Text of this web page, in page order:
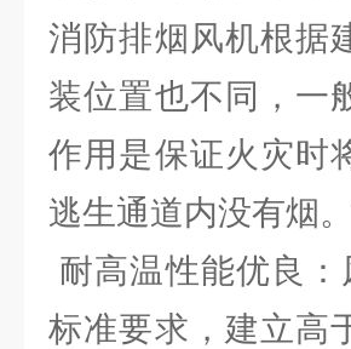
消防排烟风机根据
装位置也不同，一
作用是保证火灾时
逃生通道内没有烟
耐高温性能优良
标准要求，建立高